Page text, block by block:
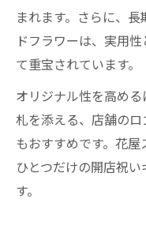
まれます。さらに、
ドフラワーは、実用
て重宝されています。
オリジナル性を高め
札を添える、店舗の
もおすすめです。花
ひとつだけの開店祝
す。